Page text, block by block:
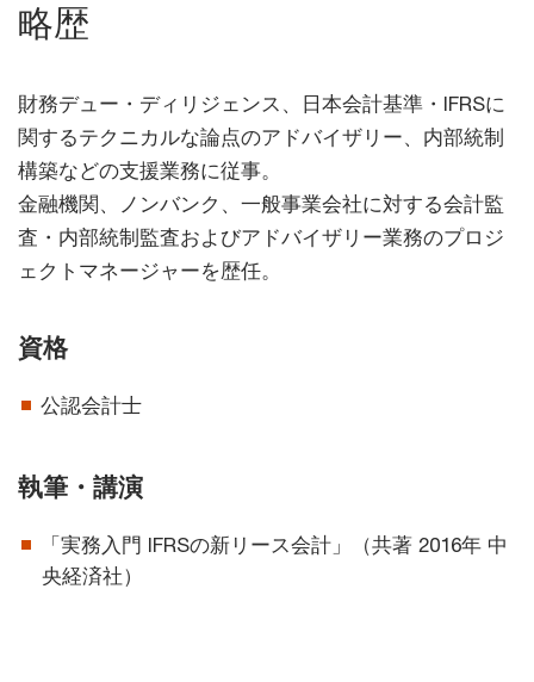
略歴
財務デュー・ディリジェンス、日本会計基準・IFRSに
関するテクニカルな論点のアドバイザリー、内部統制
構築などの支援業務に従事。
金融機関、ノンバンク、一般事業会社に対する会計監
査・内部統制監査およびアドバイザリー業務のプロジ
ェクトマネージャーを歴任。
資格
公認会計士
執筆・講演
「実務入門 IFRSの新リース会計」（共著 2016年 中
央経済社）